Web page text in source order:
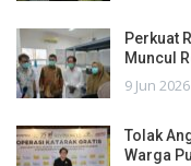
Perkuat
Muncul
9 Jun 2026
Tolak
Warga